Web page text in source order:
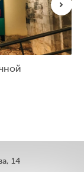
14